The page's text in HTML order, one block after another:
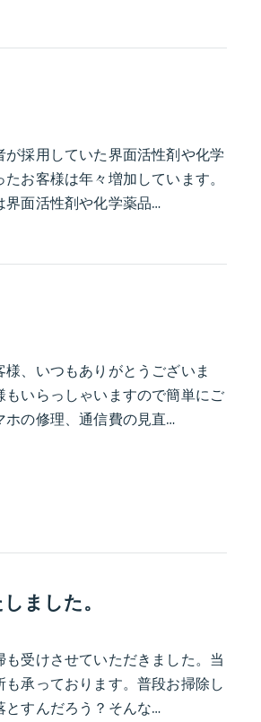
採用していた界面活性剤や化学
お客様は年々増加しています。
面活性剤や化学薬品…
、いつもありがとうございま
いらっしゃいますので簡単にご
の修理、通信費の見直…
ました。
受けさせていただきました。当
承っております。普段お掃除し
すんだろう？そんな…